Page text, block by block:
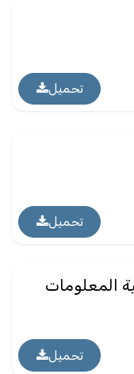
تحميل
تحميل
تحميل